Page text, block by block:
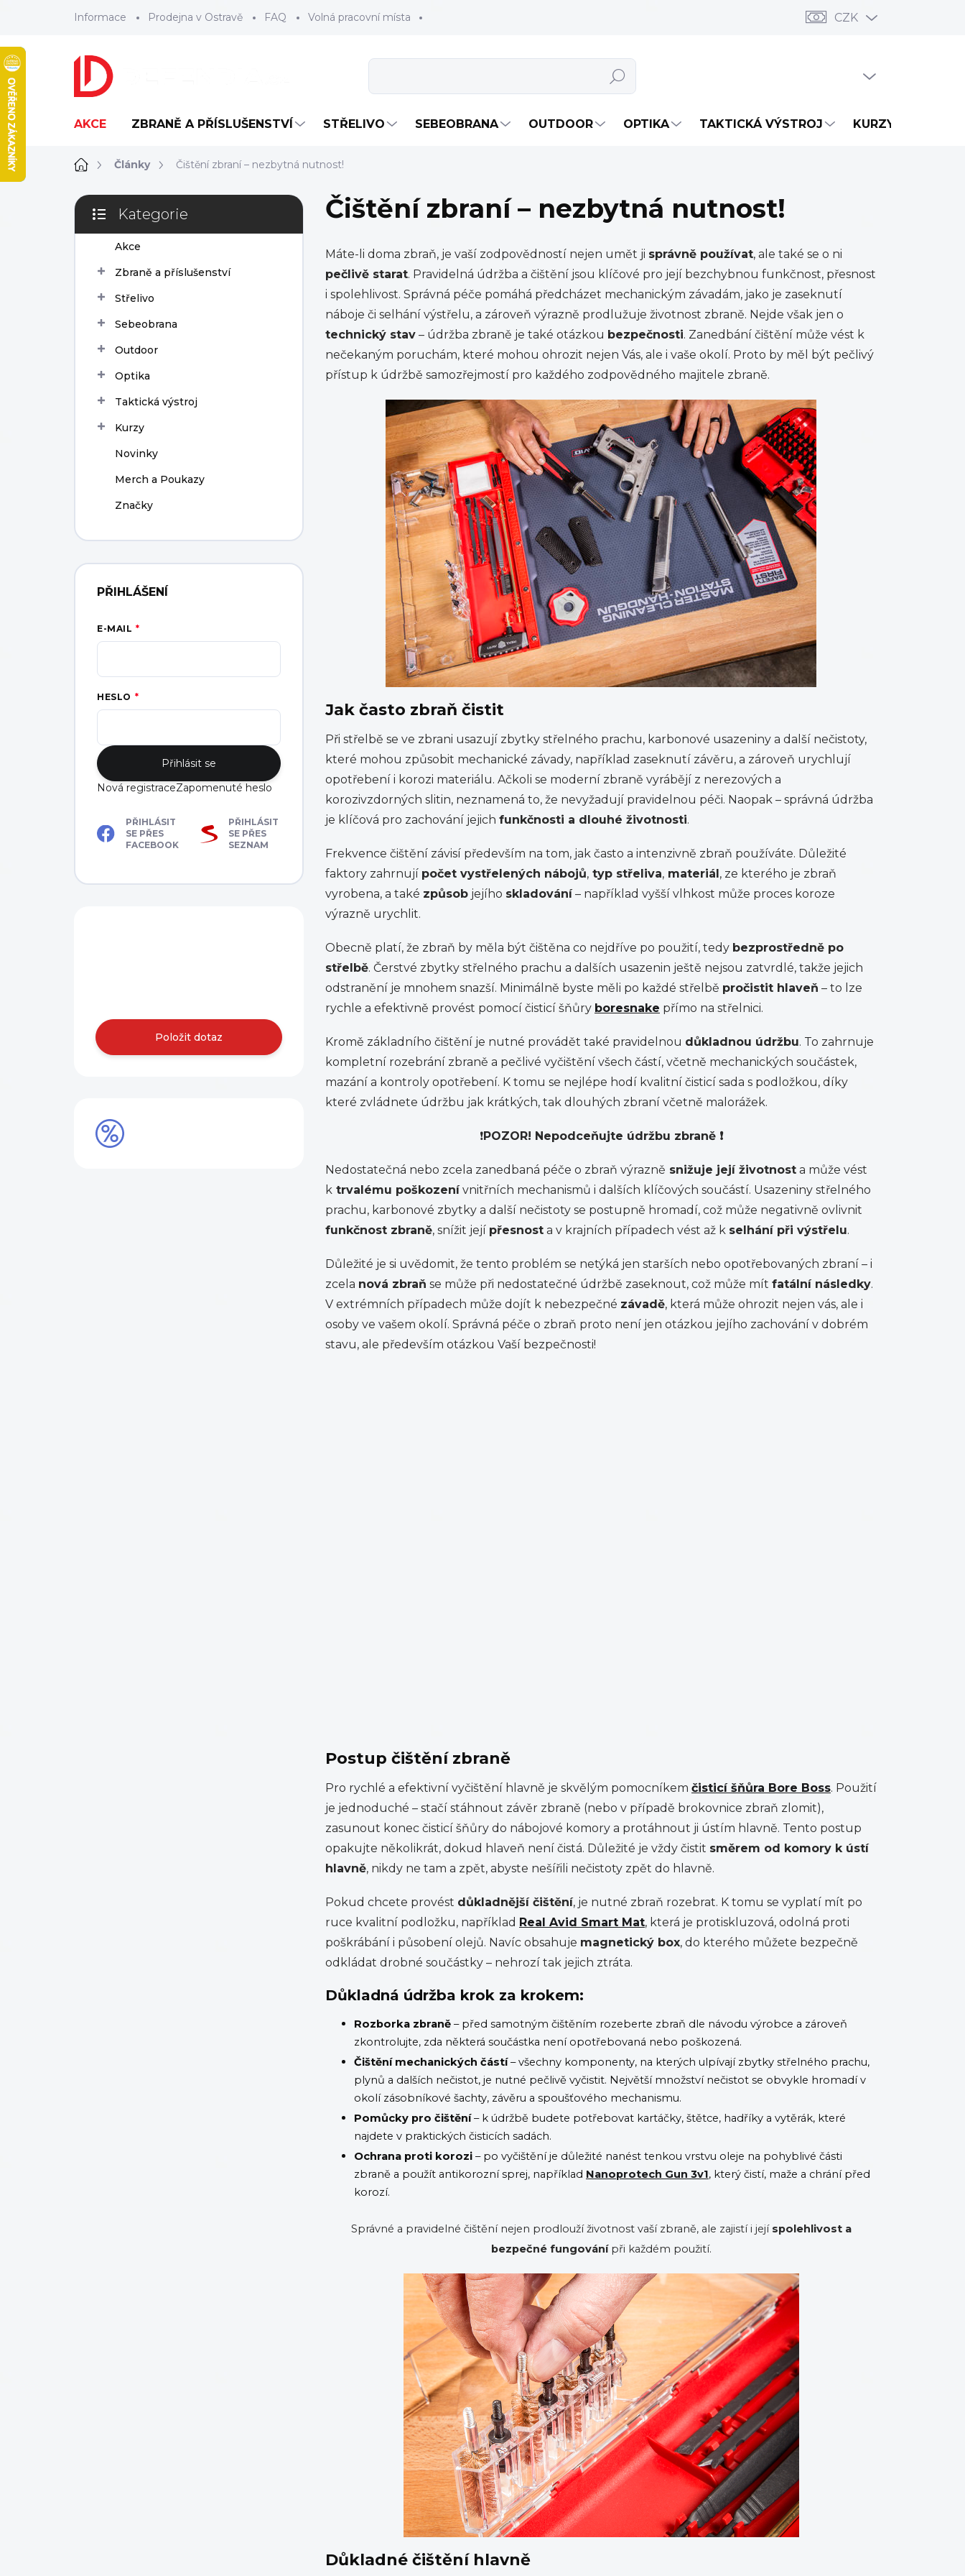
Informace Prodejna v Ostravě FAQ Volná pracovní místa CZK
Hledat
AKCE ZBRANĚ A PŘÍSLUŠENSTVÍ STŘELIVO SEBEOBRANA OUTDOOR OPTIKA TAKTICKÁ VÝSTROJ KURZY
DomůČlánky Čištění zbraní – nezbytná nutnost!
P
s
Přeskočit
kategorie
Kategorie
Akce
Zbraně a příslušenství
Střelivo
Sebeobrana
Outdoor
Optika
Taktická výstroj
Kurzy
Novinky
Merch a Poukazy
Značky
PŘIHLÁŠENÍ
E-MAIL
HESLO
Přihlásit se
Nová registraceZapomenuté heslo
PŘIHLÁSIT
SE PŘES
FACEBOOK
PŘIHLÁSIT
SE PŘES
SEZNAM
Položit dotaz
Čištění zbraní – nezbytná nutnost!
Máte-li doma zbraň, je vaší zodpovědností nejen umět ji správně používat, ale také se o ni
pečlivě starat. Pravidelná údržba a čištění jsou klíčové pro její bezchybnou funkčnost, přesnost
i spolehlivost. Správná péče pomáhá předcházet mechanickým závadám, jako je zaseknutí
náboje či selhání výstřelu, a zároveň výrazně prodlužuje životnost zbraně. Nejde však jen o
technický stav – údržba zbraně je také otázkou bezpečnosti. Zanedbání čištění může vést k
nečekaným poruchám, které mohou ohrozit nejen Vás, ale i vaše okolí. Proto by měl být pečlivý
přístup k údržbě samozřejmostí pro každého zodpovědného majitele zbraně.
Jak často zbraň čistit
Při střelbě se ve zbrani usazují zbytky střelného prachu, karbonové usazeniny a další nečistoty,
které mohou způsobit mechanické závady, například zaseknutí závěru, a zároveň urychlují
opotřebení i korozi materiálu. Ačkoli se moderní zbraně vyrábějí z nerezových a
korozivzdorných slitin, neznamená to, že nevyžadují pravidelnou péči. Naopak – správná údržba
je klíčová pro zachování jejich funkčnosti a dlouhé životnosti.
Frekvence čištění závisí především na tom, jak často a intenzivně zbraň používáte. Důležité
faktory zahrnují počet vystřelených nábojů, typ střeliva, materiál, ze kterého je zbraň
vyrobena, a také způsob jejího skladování– například vyšší vlhkost může proces koroze
výrazně urychlit.
Obecně platí, že zbraň by měla být čištěna co nejdříve po použití, tedy bezprostředně po
střelbě. Čerstvé zbytky střelného prachu a dalších usazenin ještě nejsou zatvrdlé, takže jejich
odstranění je mnohem snazší. Minimálně byste měli po každé střelbě pročistit hlaveň – to lze
rychle a efektivně provést pomocí čisticí šňůry boresnake přímo na střelnici.
Kromě základního čištění je nutné provádět také pravidelnou důkladnou údržbu. To zahrnuje
kompletní rozebrání zbraně a pečlivé vyčištění všech částí, včetně mechanických součástek,
mazání a kontroly opotřebení. K tomu se nejlépe hodí kvalitní čisticí sada s podložkou, díky
které zvládnete údržbu jak krátkých, tak dlouhých zbraní včetně malorážek.
❗POZOR! Nepodceňujte údržbu zbraně ❗
Nedostatečná nebo zcela zanedbaná péče o zbraň výrazně snižuje její životnost a může vést
k trvalému poškozenívnitřních mechanismů i dalších klíčových součástí. Usazeniny střelného
prachu, karbonové zbytky a další nečistoty se postupně hromadí, což může negativně ovlivnit
funkčnost zbraně, snížit její přesnost a v krajních případech vést až k selhání při výstřelu.
Důležité je si uvědomit, že tento problém se netýká jen starších nebo opotřebovaných zbraní – i
zcela nová zbraň se může při nedostatečné údržbě zaseknout, což může mít fatální následky.
V extrémních případech může dojít k nebezpečné závadě, která může ohrozit nejen vás, ale i
osoby ve vašem okolí. Správná péče o zbraň proto není jen otázkou jejího zachování v dobrém
stavu, ale především otázkou Vaší bezpečnosti!
Postup čištění zbraně
Pro rychlé a efektivní vyčištění hlavně je skvělým pomocníkem čisticí šňůra Bore Boss. Použití
je jednoduché – stačí stáhnout závěr zbraně (nebo v případě brokovnice zbraň zlomit),
zasunout konec čisticí šňůry do nábojové komory a protáhnout ji ústím hlavně. Tento postup
opakujte několikrát, dokud hlaveň není čistá. Důležité je vždy čistit směrem od komory k ústí
hlavně, nikdy ne tam a zpět, abyste nešířili nečistoty zpět do hlavně.
Pokud chcete provést důkladnější čištění, je nutné zbraň rozebrat. K tomu se vyplatí mít po
ruce kvalitní podložku, například Real Avid Smart Mat, která je protiskluzová, odolná proti
poškrábání i působení olejů. Navíc obsahuje magnetický box, do kterého můžete bezpečně
odkládat drobné součástky – nehrozí tak jejich ztráta.
Důkladná údržba krok za krokem:
Rozborka zbraně – před samotným čištěním rozeberte zbraň dle návodu výrobce a zároveň
zkontrolujte, zda některá součástka není opotřebovaná nebo poškozená.
Čištění mechanických částí– všechny komponenty, na kterých ulpívají zbytky střelného prachu,
plynů a dalších nečistot, je nutné pečlivě vyčistit. Největší množství nečistot se obvykle hromadí v
okolí zásobníkové šachty, závěru a spoušťového mechanismu.
Pomůcky pro čištění– k údržbě budete potřebovat kartáčky, štětce, hadříky a vytěrák, které
najdete v praktických čisticích sadách.
Ochrana proti korozi – po vyčištění je důležité nanést tenkou vrstvu oleje na pohyblivé části
zbraně a použít antikorozní sprej, například Nanoprotech Gun 3v1, který čistí, maže a chrání před
korozí.
Správné a pravidelné čištění nejen prodlouží životnost vaší zbraně, ale zajistí i její spolehlivost a
bezpečné fungovánípři každém použití.
Důkladné čištění hlavně